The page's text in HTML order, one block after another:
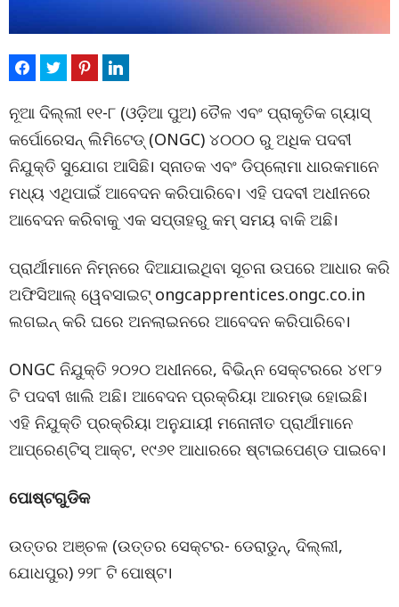
ନୂଆ ଦିଲ୍ଲୀ ୧୧-୮ (ଓଡ଼ିଆ ପୁଅ) ତୈଳ ଏବଂ ପ୍ରାକୃତିକ ଗ୍ୟାସ୍
କର୍ପୋରେସନ୍ ଲିମିଟେଡ୍ (ONGC) ୪୦୦୦ ରୁ ଅଧିକ ପଦବୀ
ନିଯୁକ୍ତି ସୁଯୋଗ ଆସିଛି। ସ୍ନାତକ ଏବଂ ଡିପ୍ଲୋମା ଧାରକମାନେ
ମଧ୍ୟ ଏଥିପାଇଁ ଆବେଦନ କରିପାରିବେ। ଏହି ପଦବୀ ଅଧୀନରେ
ଆବେଦନ କରିବାକୁ ଏକ ସପ୍ତାହରୁ କମ୍ ସମୟ ବାକି ଅଛି।
ପ୍ରାର୍ଥୀମାନେ ନିମ୍ନରେ ଦିଆଯାଇଥିବା ସୂଚନା ଉପରେ ଆଧାର କରି
ଅଫିସିଆଲ୍ ୱେବସାଇଟ୍ ongcapprentices.ongc.co.in
ଲଗଇନ୍ କରି ଘରେ ଅନଲାଇନରେ ଆବେଦନ କରିପାରିବେ।
ONGC ନିଯୁକ୍ତି ୨୦୨୦ ଅଧୀନରେ, ବିଭିନ୍ନ ସେକ୍ଟରରେ ୪୧୮୨
ଟି ପଦବୀ ଖାଲି ଅଛି। ଆବେଦନ ପ୍ରକ୍ରିୟା ଆରମ୍ଭ ହୋଇଛି।
ଏହି ନିଯୁକ୍ତି ପ୍ରକ୍ରିୟା ଅନୁଯାୟୀ ମନୋନୀତ ପ୍ରାର୍ଥୀମାନେ
ଆପ୍ରେଣ୍ଟିସ୍ ଆକ୍ଟ, ୧୯୬୧ ଆଧାରରେ ଷ୍ଟାଇପେଣ୍ଡ ପାଇବେ।
ପୋଷ୍ଟଗୁଡିକ
ଉତ୍ତର ଅଞ୍ଚଳ (ଉତ୍ତର ସେକ୍ଟର- ଡେରାଡୁନ୍, ଦିଲ୍ଲୀ,
ଯୋଧପୁର) ୨୨୮ ଟି ପୋଷ୍ଟ।